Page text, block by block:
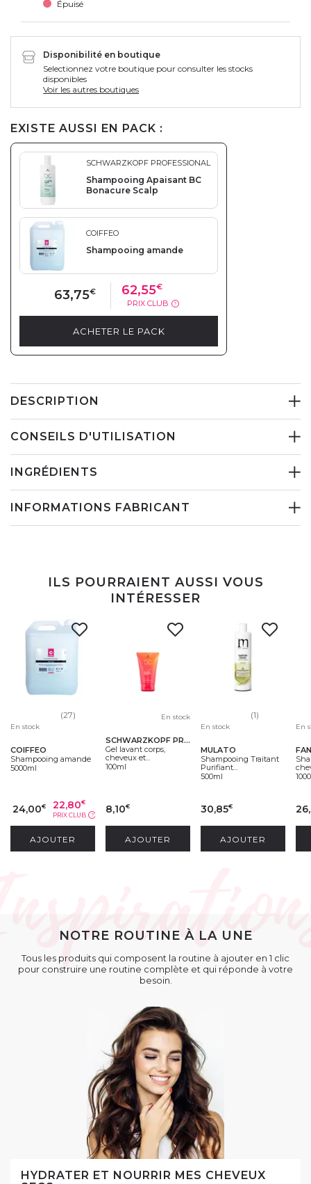
Épuisé
Disponibilité en boutique
Selectionnez votre boutique pour consulter les stocks
disponibles
Voir les autres boutiques
EXISTE AUSSI EN PACK :
SCHWARZKOPF PROFESSIONAL
Shampooing Apaisant BC
Bonacure Scalp
COIFFEO
Shampooing amande
63,75€ 62,55€
PRIX CLUB ?
ACHETER LE PACK
DESCRIPTION
CONSEILS D'UTILISATION
INGRÉDIENTS
INFORMATIONS FABRICANT
ILS POURRAIENT AUSSI VOUS
INTÉRESSER
(27)
En stock
COIFFEO
Shampooing amande
5000ml
24,00€ 22,80€
PRIX CLUB ?
AJOUTER
En stock
SCHWARZKOPF PROFESSIONAL
Gel lavant corps,
cheveux et...
100ml
8,10€
AJOUTER
(1)
En stock
MULATO
Shampooing Traitant
Purifiant...
500ml
30,85€
AJOUTER
En
NOTRE ROUTINE À LA UNE
Tous les produits qui composent la routine à ajouter en 1 clic
pour construire une routine complète et qui réponde à votre
besoin.
HYDRATER ET NOURRIR MES CHEVEUX